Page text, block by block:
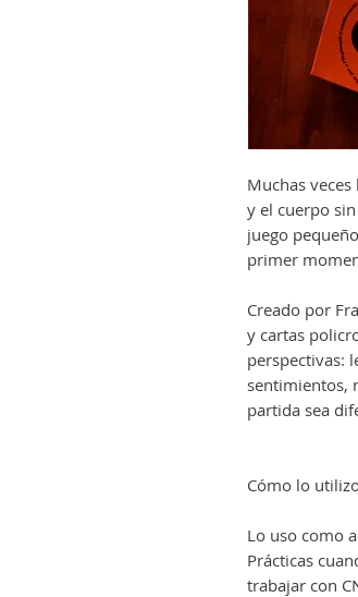
Muchas
y el cuerpo
juego
primer
Creado por
y cartas
perspectivas:
sentimientos,
partida sea
Cómo lo
Lo uso como
Prácticas
trabajar con